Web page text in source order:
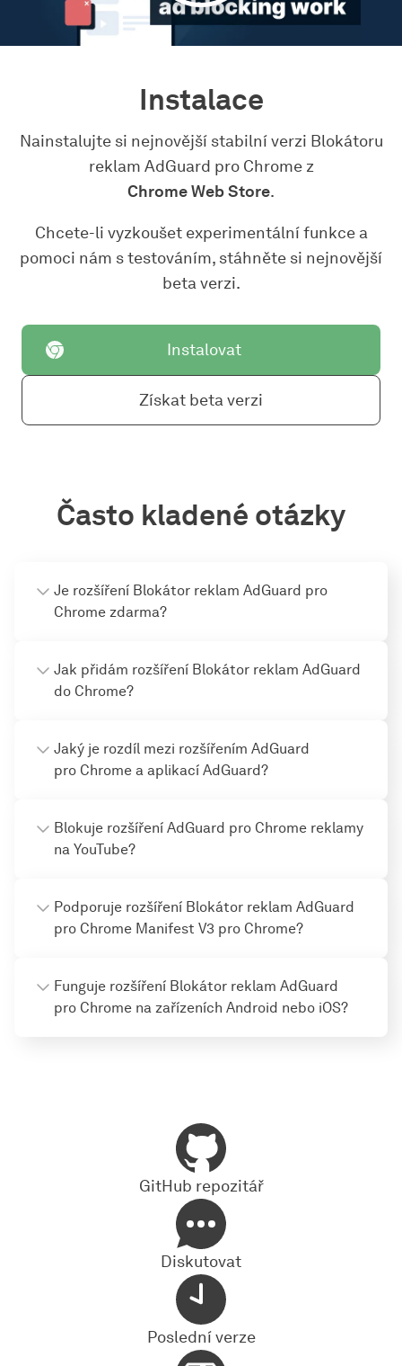
Instalace
Nainstalujte si nejnovější stabilní verzi Blokátoru
reklam AdGuard pro Chrome z
Chrome Web Store.
Chcete-li vyzkoušet experimentální funkce a
pomoci nám s testováním, stáhněte si nejnovější
beta verzi.
Instalovat
Získat beta verzi
Často kladené otázky
Je rozšíření Blokátor reklam AdGuard pro
Chrome zdarma?
Jak přidám rozšíření Blokátor reklam AdGuard
do Chrome?
Jaký je rozdíl mezi rozšířením AdGuard
pro Chrome a aplikací AdGuard?
Blokuje rozšíření AdGuard pro Chrome reklamy
na YouTube?
Podporuje rozšíření Blokátor reklam AdGuard
pro Chrome Manifest V3 pro Chrome?
Funguje rozšíření Blokátor reklam AdGuard
pro Chrome na zařízeních Android nebo iOS?
GitHub repozitář
Diskutovat
Poslední verze